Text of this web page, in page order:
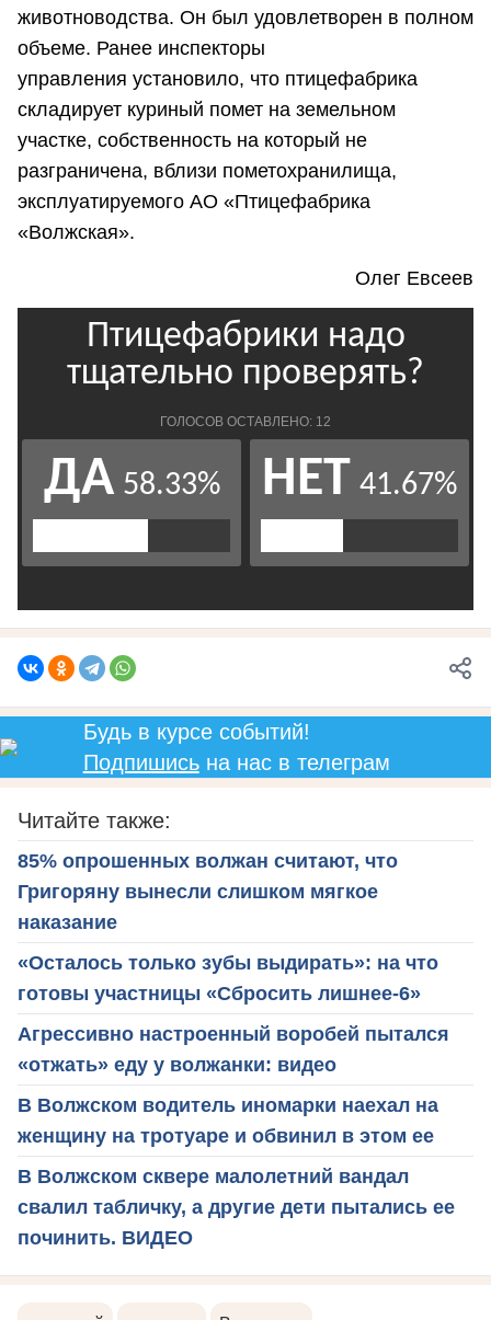
животноводства. Он был удовлетворен в полном
объеме. Ранее инспекторы
управления установило, что птицефабрика
складирует куриный помет на земельном
участке, собственность на который не
разграничена, вблизи пометохранилища,
эксплуатируемого АО «Птицефабрика
«Волжская».
Олег Евсеев
Будь в курсе событий!
Подпишисьна нас в телеграм
Читайте также:
85% опрошенных волжан считают, что
Григоряну вынесли слишком мягкое
наказание
«Осталось только зубы выдирать»: на что
готовы участницы «Сбросить лишнее-6»
Агрессивно настроенный воробей пытался
«отжать» еду у волжанки: видео
В Волжском водитель иномарки наехал на
женщину на тротуаре и обвинил в этом ее
В Волжском сквере малолетний вандал
свалил табличку, а другие дети пытались ее
починить. ВИДЕО